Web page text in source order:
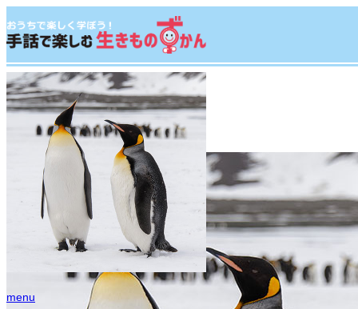
menu
ホーム
king_penguin